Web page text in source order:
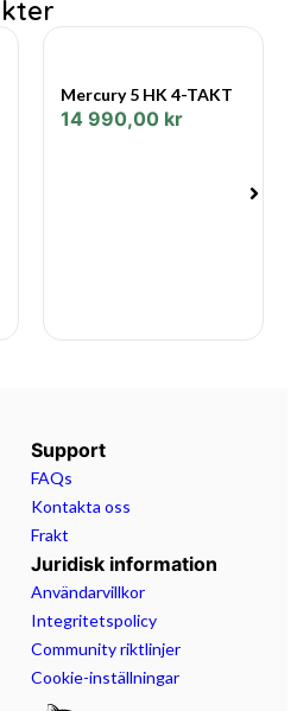
hk FourStroke-
har extra slagvolym
vid låga varvtal, vilket sätter
sätt.
batterierna laddade och
i 12 månader, du kan låna
utan kontantinsats.
på Marin & Fritid.
Mercury 5 HK 4-TAKT
14 990,00 kr
Support
FAQs
Kontakta oss
Frakt
Juridisk information
Användarvillkor
Integritetspolicy
Community riktlinjer
Cookie-inställningar